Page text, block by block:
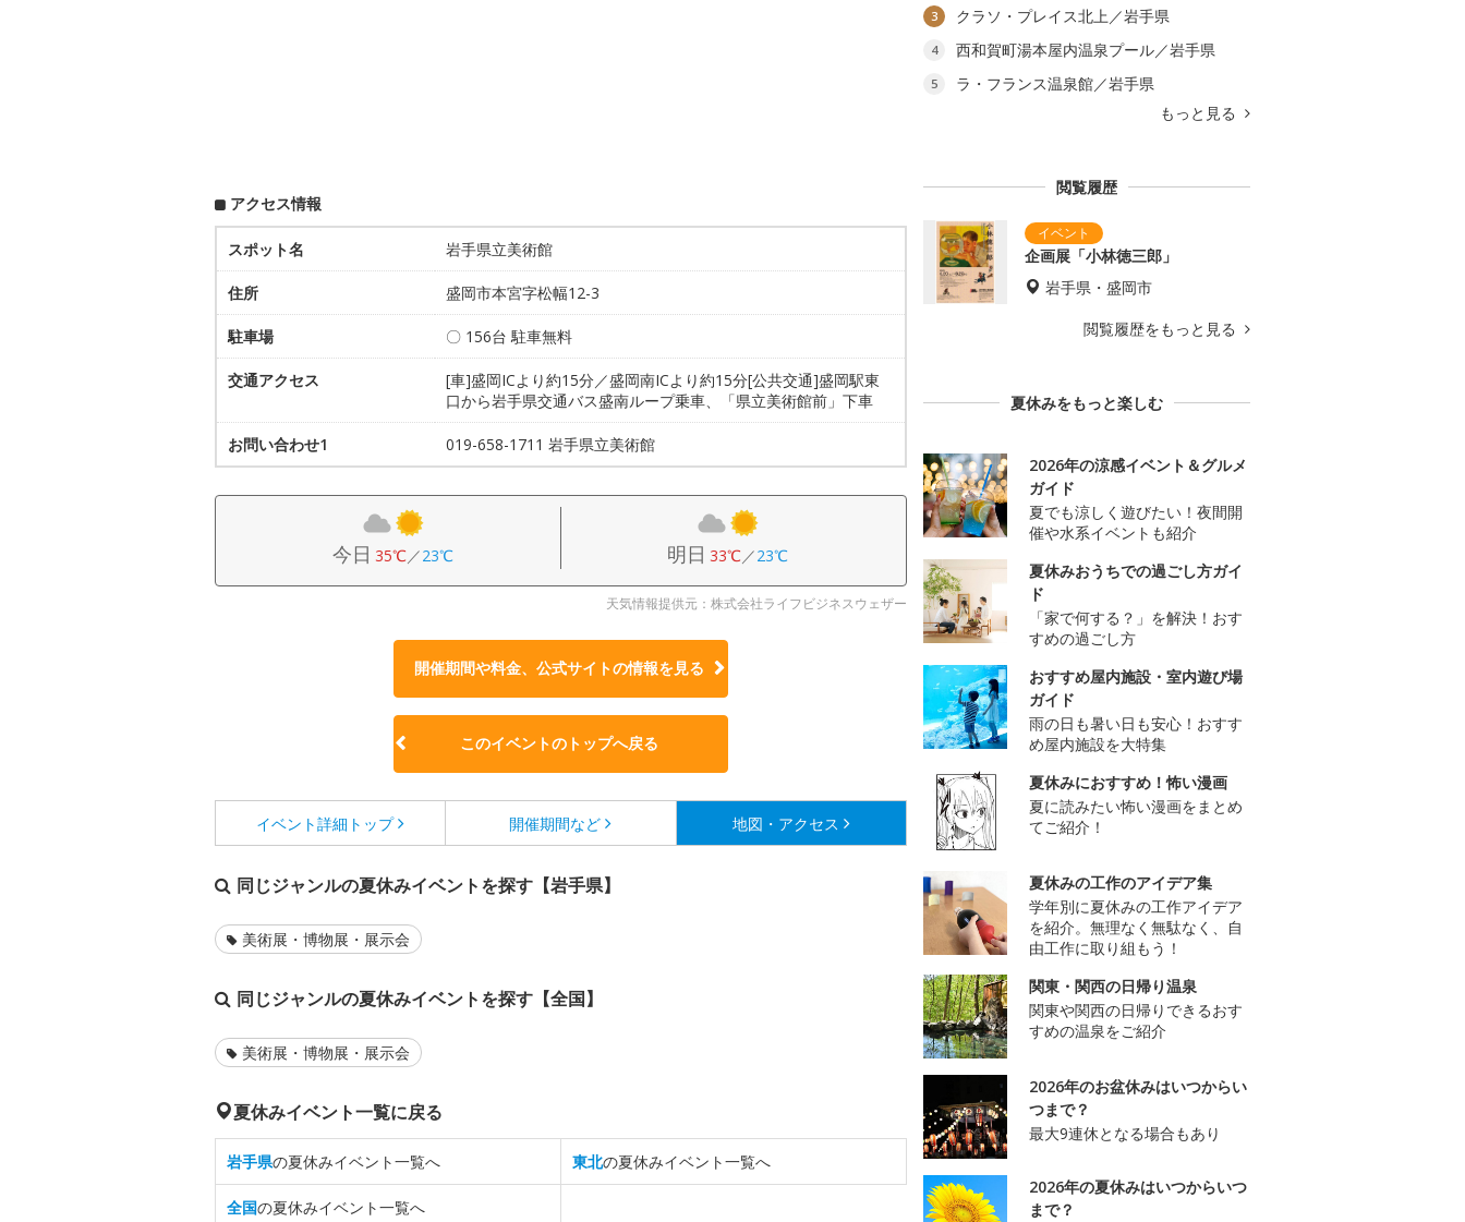
アクセス情報
スポット名 岩手県立美術館
住所 盛岡市本宮字松幅12-3
駐車場 〇 156台 駐車無料
交通アクセス
[車]盛岡ICより約15分／盛岡南ICより約15分[公共交通]盛岡駅東
口から岩手県交通バス盛南ループ乗車、「県立美術館前」下車
お問い合わせ1 019-658-1711 岩手県立美術館
今日 35℃／23℃ 明日 33℃／23℃
天気情報提供元：株式会社ライフビジネスウェザー
開催期間や料金、公式サイトの情報を見る
このイベントのトップへ戻る
イベント詳細 トップ 開催期間など 地図・アクセス
同じジャンルの夏休みイベントを探す【岩手県】
美術展・博物展・展示会
同じジャンルの夏休みイベントを探す【全国】
美術展・博物展・展示会
夏休みイベント一覧に戻る
岩手県の夏休みイベント一覧へ 東北の夏休みイベント一覧へ
全国の夏休みイベント一覧へ
3 クラソ・プレイス北上／岩手県
4 西和賀町湯本屋内温泉プール／岩手県
5
ラ・フランス温泉館／岩手県
もっと見る
閲覧履歴
企画展「小林徳三郎」
岩手県・盛岡市
閲覧履歴をもっと見る
夏休みをもっと楽しむ
2026年の涼感イベント＆グルメ
ガイド
夏でも涼しく遊びたい！夜間開
催や水系イベントも紹介
夏休みおうちでの過ごし方ガイ
ド
「家で何する？」を解決！おす
すめの過ごし方
おすすめ屋内施設・室内遊び場
ガイド
雨の日も暑い日も安心！おすす
め屋内施設を大特集
夏休みにおすすめ！怖い漫画
夏に読みたい怖い漫画をまとめ
てご紹介！
夏休みの工作のアイデア集
学年別に夏休みの工作アイデア
を紹介。無理なく無駄なく、自
由工作に取り組もう！
関東・関西の日帰り温泉
関東や関西の日帰りできるおす
すめの温泉をご紹介
2026年のお盆休みはいつからい
つまで？
最大9連休となる場合もあり
2026年の夏休みはいつからいつ
まで？